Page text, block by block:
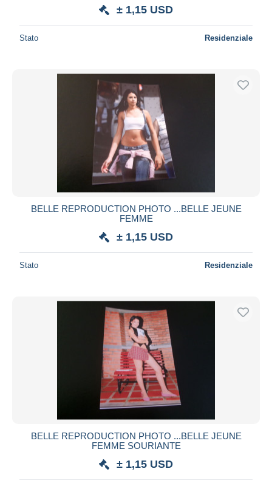
± 1,15 USD
Stato Residenziale
BELLE REPRODUCTION PHOTO ...BELLE JEUNE
FEMME
± 1,15 USD
Stato Residenziale
BELLE REPRODUCTION PHOTO ...BELLE JEUNE
FEMME SOURIANTE
± 1,15 USD